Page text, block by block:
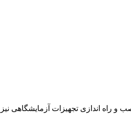
و راه اندازی تجهیزات آزمایشگاهی